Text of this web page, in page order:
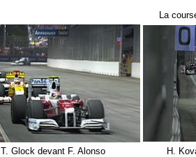
La
T. Glock devant F. Alonso H.